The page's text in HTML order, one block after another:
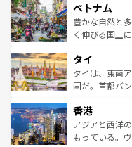
参照してほしい
容にもいいと
照してほしい。
き、地方に足
できる。そし
まで、さまざ
リティに包ま
覧を参照して
ベトナム
豊かな自然と
く伸びる国土
急速な発展と
ーチミン市の
醸し出してい
とつ。フォー
ひ現地で味わ
が旅行者を迎
タイ
タイは、東南
国だ。首都バ
の活気が交差
帯で自然と触
いビーチでリ
香港
アジアと西洋
もっている。